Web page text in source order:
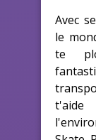
Avec
le
te